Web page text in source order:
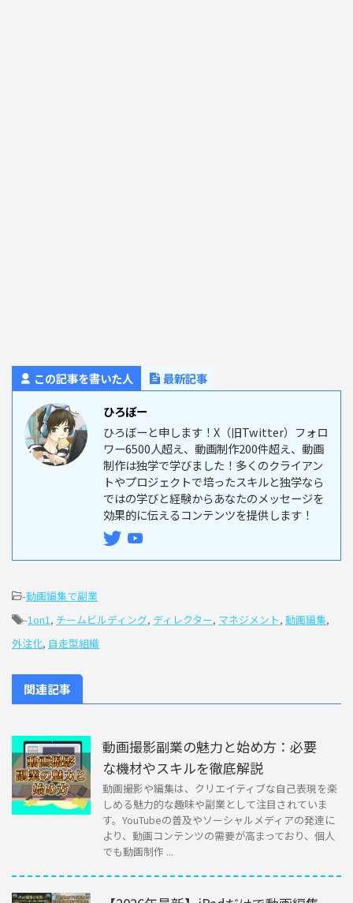
この記事を書いた人
最新記事
ひろぼー
ひろぼーと申します！X（旧Twitter）フォロ
ワー6500人超え、動画制作200件超え、動画
制作は独学で学びました！多くのクライアン
トやプロジェクトで培ったスキルと独学なら
ではの学びと経験からあなたのメッセージを
効果的に伝えるコンテンツを提供します！
-動画編集で副業
-1on1 , チームビルディング, ディレクター, マネジメント, 動画編集,
外注化, 自走型組織
関連記事
動画撮影副業の魅力と始め方：必要
な機材やスキルを徹底解説
動画撮影や編集は、クリエイティブな自己表現を楽
しめる魅力的な趣味や副業として注目されていま
す。YouTubeの普及やソーシャルメディアの発達に
より、動画コンテンツの需要が高まっており、個人
でも動画制作 ...